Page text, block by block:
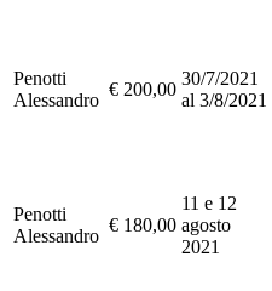
Penotti
Alessandro
€ 200,00
30/7/2021
al 3/8/2021
Penotti
Alessandro
€ 180,00
11 e 12
agosto
2021